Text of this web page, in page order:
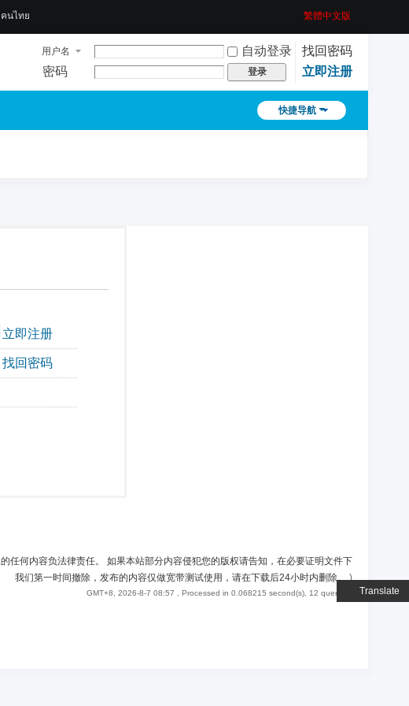
Translate
คนไทย 繁體中文版
用户名 自动登录
找回密码
密码
登录 立即注册
快捷导航
立即注册
找回密码
任何内容负法律责任。 如果本站部分内容侵犯您的版权请告知，在必要证明文件下
我们第一时间撤除，发布的内容仅做宽带测试使用，请在下载后24小时内删除。)
GMT+8, 2026-8-7 08:57 , Processed in 0.068215 second(s), 12 queries .